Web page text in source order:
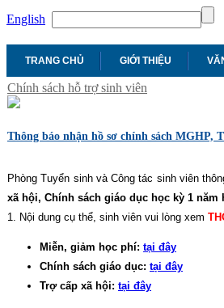
English
TRANG CHỦ GIỚI THIỆU
Chính sách hỗ trợ sinh viên
Thông báo nhận hồ sơ chính sách MGHP,
Phòng Tuyển sinh và Công tác sinh viên
xã hội, Chính sách giáo dục học kỳ 1 năm
1. Nội dung cụ thể, sinh viên vui lòng xem
Miễn, giảm học phí: tại đây
Chính sách giáo dục: tại đây
Trợ cấp xã hội: tại đây